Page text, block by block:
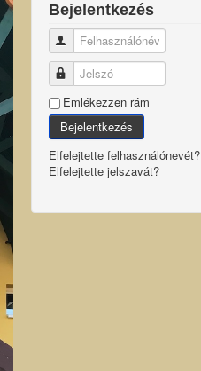
Bejelentkezés
Felhasználónév
Jelszó
Emlékezzen rám
Bejelentkezés
Elfelejtette felhasználónevét?
Elfelejtette jelszavát?